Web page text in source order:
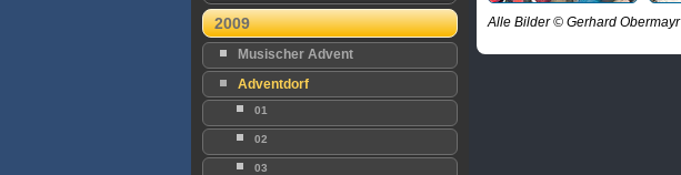
2009
Musischer Advent
Adventdorf
01
02
03
Alle Bilder © Gerhard Obermayr